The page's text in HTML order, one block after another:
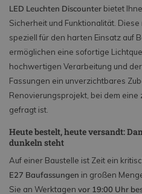
LED Leuchten Discounter bietet
Sicherheit und Funktionalität.
speziell für den harten Einsatz auf
ermöglichen eine sofortige
hochwertigen Verarbeitung und
Fassungen ein unverzichtbares
Renovierungsprojekt, bei dem
gefragt ist.
Heute bestelt, heute versandt:
dunkeln steht
Auf einer Baustelle ist Zeit ein
E27 Baufassungen in großen
Sie an Werktagen vor 19:00 Uhr